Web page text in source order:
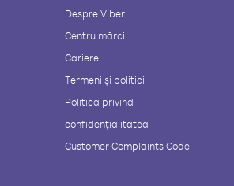
Despre Viber
Centru mărci
Cariere
Termeni și politici
Politica privind
confidențialitatea
Customer Complaints Code